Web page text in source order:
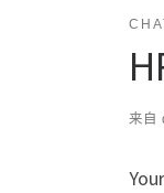
来自